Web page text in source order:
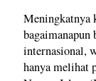
Meningkatnya
bagaimanapun
internasional,
hanya melihat